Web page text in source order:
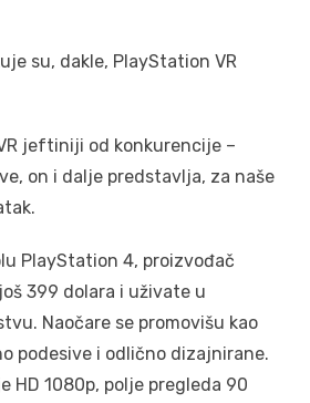
su, dakle, PlayStation VR
jeftiniji od konkurencije –
on i dalje predstavlja, za naše
PlayStation 4, proizvođač
399 dolara i uživate u
Naočare se promovišu kao
podesive i odlično dizajnirane.
HD 1080p, polje pregleda 90